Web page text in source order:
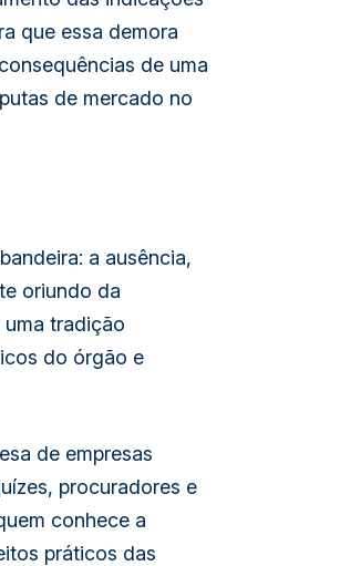
que essa demora
de uma
de mercado no
a ausência,
oriundo da
tradição
do órgão e
de empresas
procuradores e
conhece a
práticos das